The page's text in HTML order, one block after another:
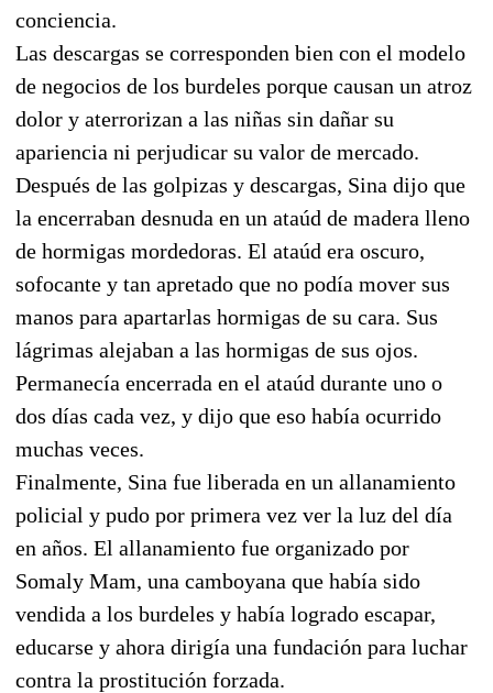
conciencia.
Las descargas se corresponden bien con el modelo
de negocios de los burdeles porque causan un atroz
dolor y aterrorizan a las niñas sin dañar su
apariencia ni perjudicar su valor de mercado.
Después de las golpizas y descargas, Sina dijo que
la encerraban desnuda en un ataúd de madera lleno
de hormigas mordedoras. El ataúd era oscuro,
sofocante y tan apretado que no podía mover sus
manos para apartarlas hormigas de su cara. Sus
lágrimas alejaban a las hormigas de sus ojos.
Permanecía encerrada en el ataúd durante uno o
dos días cada vez, y dijo que eso había ocurrido
muchas veces.
Finalmente, Sina fue liberada en un allanamiento
policial y pudo por primera vez ver la luz del día
en años. El allanamiento fue organizado por
Somaly Mam, una camboyana que había sido
vendida a los burdeles y había logrado escapar,
educarse y ahora dirigía una fundación para luchar
contra la prostitución forzada.